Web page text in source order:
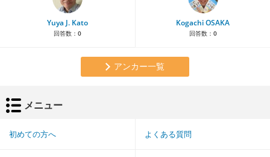
Yuya J. Kato
回答数： 0
Kogachi OSAKA
回答数： 0
アンカー一覧
メニュー
初めての方へ よくある質問